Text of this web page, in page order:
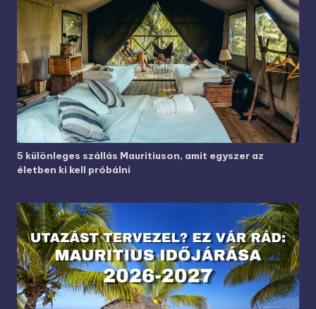
5 különleges szállás Mauritiuson, amit egyszer az
életben ki kell próbálni